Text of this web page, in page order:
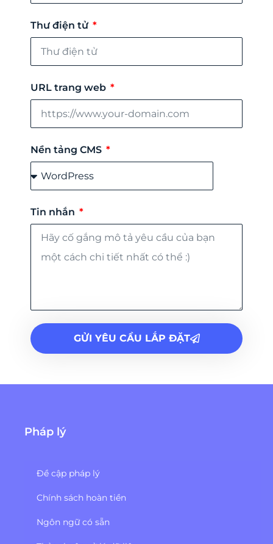
Thư điện tử
URL trang web
Nền tảng CMS
Tin nhắn
GỬI YÊU CẦU LẮP ĐẶT
Pháp lý
Đề cập pháp lý
Chính sách hoàn tiền
Ngôn ngữ có sẵn